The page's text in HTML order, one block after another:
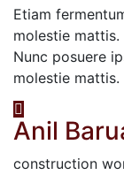
Etiam
molestie
Nunc posuere
molestie mattis.
Anil
construction